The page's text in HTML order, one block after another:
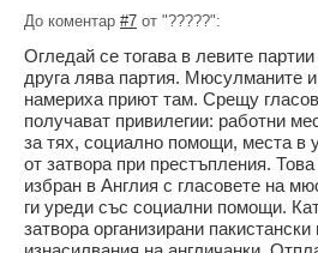
До коментар #7 от "?????":
Огледай се тогава в левите
друга лява партия. Мюсулманите
намериха приют там. Срещу
получават привилегии: работни
за тях, социално помощи, места в
от затвора при престъпления.
избран в Англия с гласовете на
ги уреди със социални помощи.
затвора организирани